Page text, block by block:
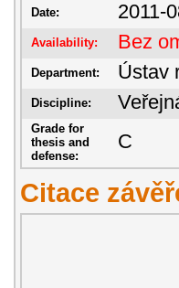
Date: 2011-
Availability: Bez
Department: Ústav
Discipline:
Grade for
thesis and
defense:
C
Citace